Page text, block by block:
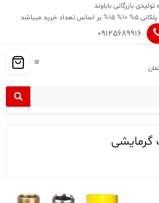
تولیدی بازرگانی باباوند
خرید میباشد
09125689916
گرمایشی